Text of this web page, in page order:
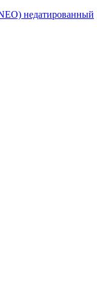
недатированный